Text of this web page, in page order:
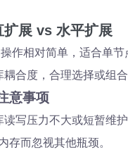
扩展 vs 水平扩展
作相对简单，适合单
合度，合理选择或组
意事项
写压力不大或短暂维
存而忽视其他瓶颈。